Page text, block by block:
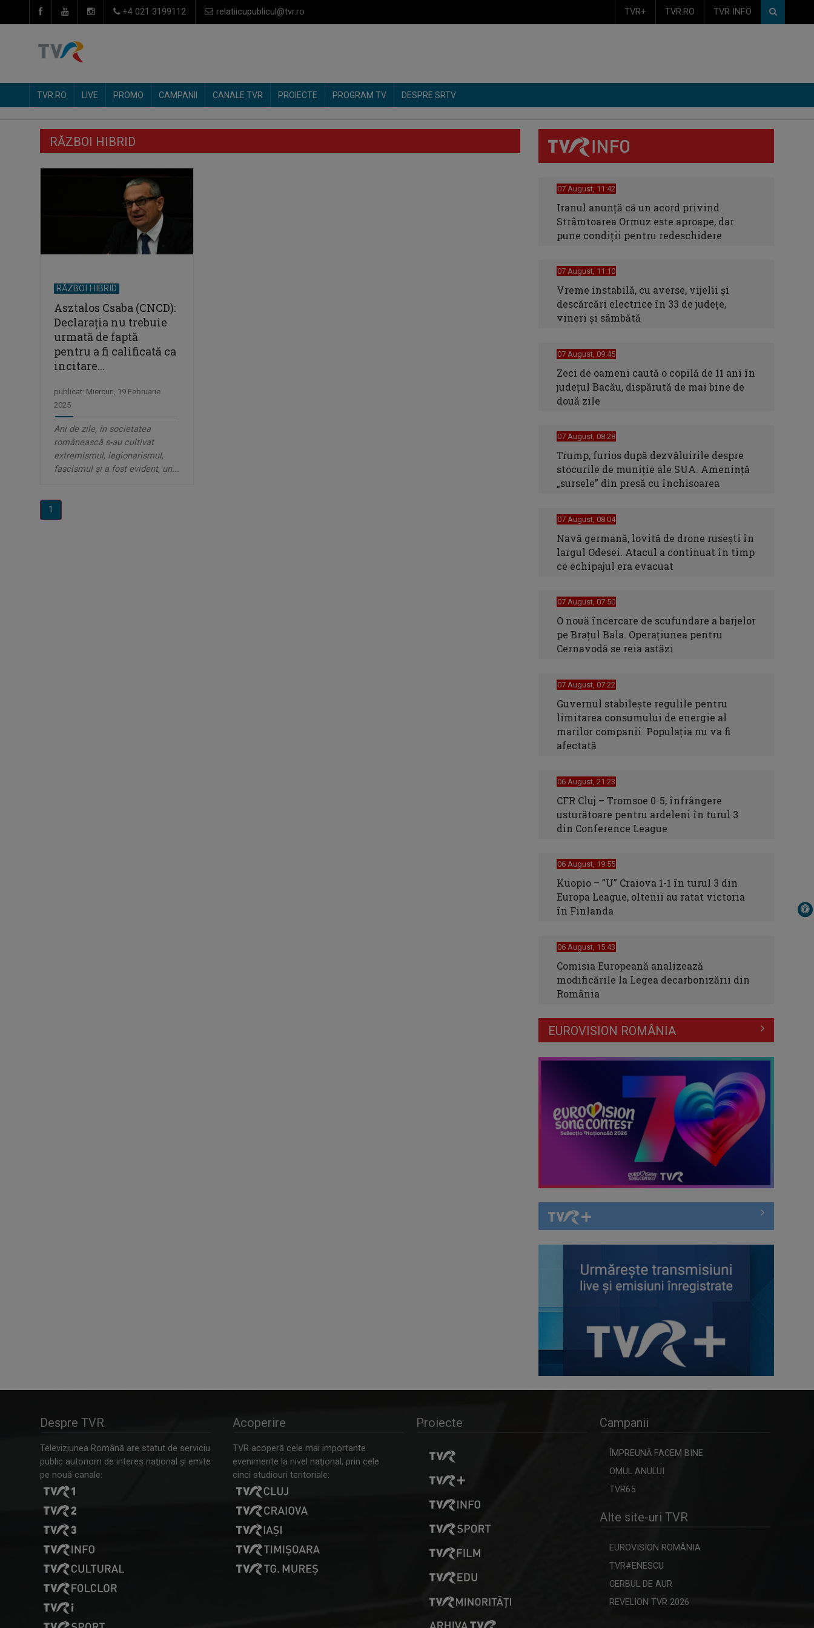
+4 021 3199112 relatiicupublicul@tvr.ro TVR+ TVR.RO TVR INFO
TVR.RO LIVE PROMO CAMPANII CANALE TVR PROIECTE PROGRAM TV DESPRE SRTV
RĂZBOI HIBRID
RĂZBOI HIBRID
Asztalos Csaba (CNCD):
Declarația nu trebuie
urmată de faptă
pentru a fi calificată ca
incitare...
publicat: Miercuri, 19 Februarie
2025
Ani de zile, în societatea
românească s-au cultivat
extremismul, legionarismul,
fascismul și a fost evident, un...
1
07 August, 11:42
Iranul anunță că un acord privind
Strâmtoarea Ormuz este aproape, dar
pune condiții pentru redeschidere
07 August, 11:10
Vreme instabilă, cu averse, vijelii şi
descărcări electrice în 33 de judeţe,
vineri şi sâmbătă
07 August, 09:45
Zeci de oameni caută o copilă de 11 ani în
judeţul Bacău, dispărută de mai bine de
două zile
07 August, 08:28
Trump, furios după dezvăluirile despre
stocurile de muniție ale SUA. Amenință
„sursele” din presă cu închisoarea
07 August, 08:04
Navă germană, lovită de drone rusești în
largul Odesei. Atacul a continuat în timp
ce echipajul era evacuat
07 August, 07:50
O nouă încercare de scufundare a barjelor
pe Brațul Bala. Operațiunea pentru
Cernavodă se reia astăzi
07 August, 07:22
Guvernul stabilește regulile pentru
limitarea consumului de energie al
marilor companii. Populația nu va fi
afectată
06 August, 21:23
CFR Cluj – Tromsoe 0-5, înfrângere
usturătoare pentru ardeleni în turul 3
din Conference League
06 August, 19:55
Kuopio – ”U” Craiova 1-1 în turul 3 din
Europa League, oltenii au ratat victoria
în Finlanda
06 August, 15:43
Comisia Europeană analizează
modificările la Legea decarbonizării din
România
EUROVISION ROMÂNIA
Despre TVR
Televiziunea Română are statut de serviciu
public autonom de interes naţional şi emite
pe nouă canale:
Acoperire
TVR acoperă cele mai importante
evenimente la nivel naţional, prin cele
cinci studiouri teritoriale:
Proiecte Campanii
ÎMPREUNĂ FACEM BINE
OMUL ANULUI
TVR65
Alte site-uri TVR
EUROVISION ROMÂNIA
TVR#ENESCU
CERBUL DE AUR
REVELION TVR 2026